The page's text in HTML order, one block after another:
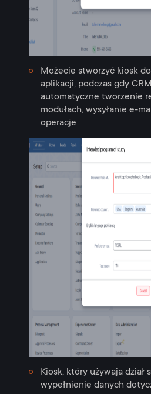
Możecie stworzyć kiosk
aplikacji, podczas gdy
automatyczne tworzenie
modułach, wysyłanie e-
operacje
Kiosk, który używaja dział
wypełnienie danych